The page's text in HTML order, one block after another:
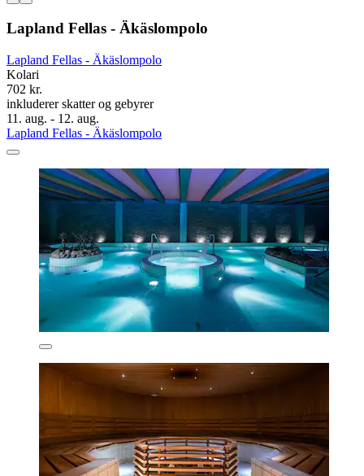
Lapland Fellas - Äkäslompolo
Lapland Fellas - Äkäslompolo
Kolari
702 kr.
inkluderer skatter og gebyrer
11. aug. - 12. aug.
Lapland Fellas - Äkäslompolo